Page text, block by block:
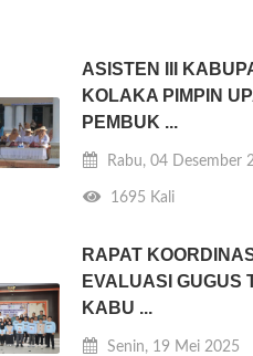
ASISTEN III
KOLAKA PIMPIN
PEMBUK ...
Rabu, 04 Desember
1695 Kali
RAPAT
EVALUASI GUGUS
KABU ...
Senin, 19 Mei 2025